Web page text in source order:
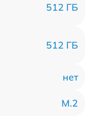
512 ГБ
512 ГБ
нет
M.2